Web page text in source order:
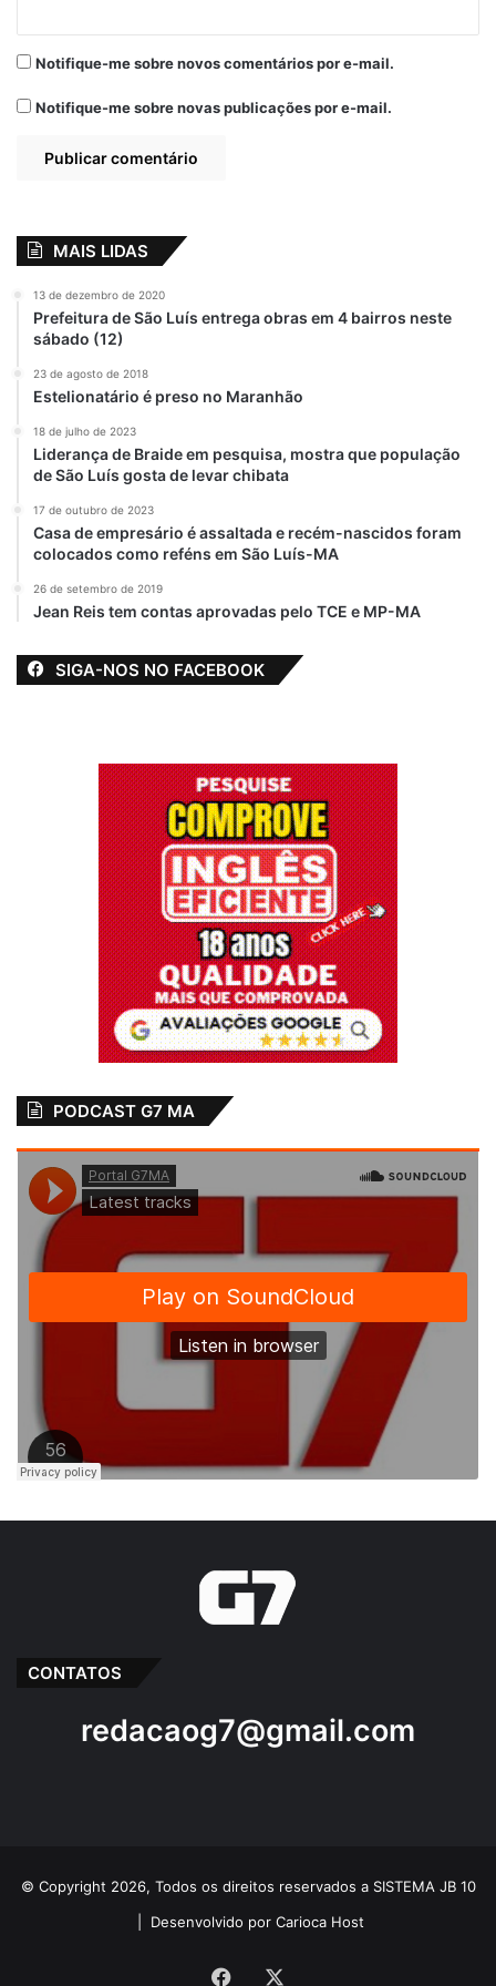
Notifique-me sobre novos comentários por e-mail.
Notifique-me sobre novas publicações por e-mail.
MAIS LIDAS
13 de dezembro de 2020
Prefeitura de São Luís entrega obras em 4 bairros neste
sábado (12)
23 de agosto de 2018
Estelionatário é preso no Maranhão
18 de julho de 2023
Liderança de Braide em pesquisa, mostra que população
de São Luís gosta de levar chibata
17 de outubro de 2023
Casa de empresário é assaltada e recém-nascidos foram
colocados como reféns em São Luís-MA
26 de setembro de 2019
Jean Reis tem contas aprovadas pelo TCE e MP-MA
SIGA-NOS NO FACEBOOK
PODCAST G7 MA
CONTATOS
redacaog7@gmail.com
© Copyright 2026, Todos os direitos reservados a SISTEMA JB 10
Desenvolvido por Carioca Host
Facebook